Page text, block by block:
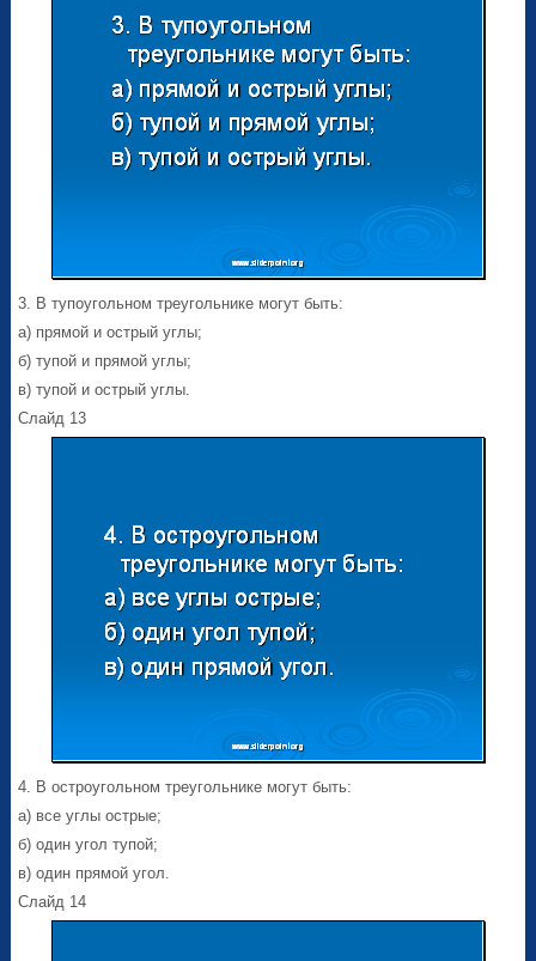
3. В тупоугольном треугольнике могут быть:
а) прямой и острый углы;
б) тупой и прямой углы;
в) тупой и острый углы.
Слайд 13
4. В остроугольном треугольнике могут быть:
а) все углы острые;
б) один угол тупой;
в) один прямой угол.
Слайд 14